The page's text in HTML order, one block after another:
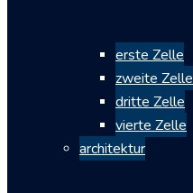
erste Zelle
zweite Zelle
dritte Zelle
vierte Zelle
architektur